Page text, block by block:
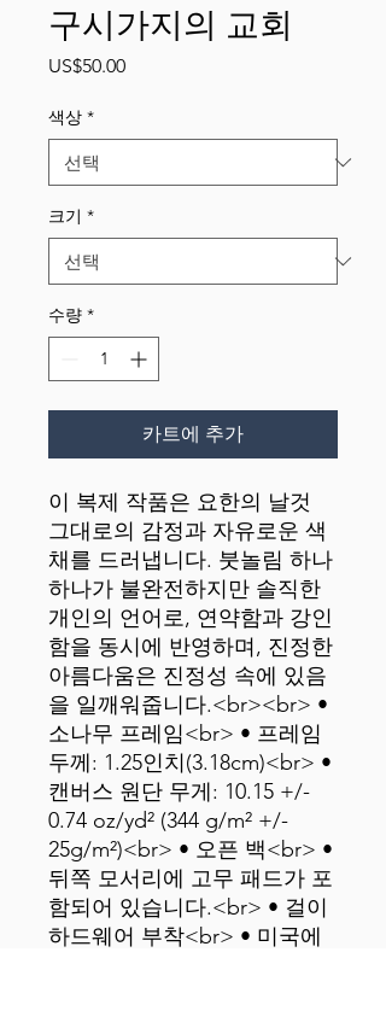
구시가지의 교회
US$50.00가
색상 *
크기 *
수량 *
카트에 추가
이 복제 작품은 요한의 날것
그대로의 감정과 자유로운 색
채를 드러냅니다. 붓놀림 하나
하나가 불완전하지만 솔직한
개인의 언어로, 연약함과 강인
함을 동시에 반영하며, 진정한
아름다움은 진정성 속에 있음
을 일깨워줍니다.<br><br> •
소나무 프레임<br> • 프레임
두께: 1.25인치(3.18cm)<br> •
캔버스 원단 무게: 10.15 +/-
0.74 oz/yd² (344 g/m² +/-
25g/m²)<br> • 오픈 백<br> •
뒤쪽 모서리에 고무 패드가 포
함되어 있습니다.<br> • 걸이
하드웨어 부착<br> • 미국에